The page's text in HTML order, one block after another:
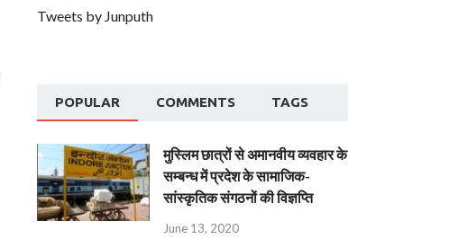
Tweets by Junputh
POPULAR COMMENTS TAGS
मुस्लिम छात्रों से अमानवीय व्यवहार के
सम्बन्ध में प्रदेश के सामाजिक-
सांस्कृतिक संगठनों की विज्ञप्ति
June 13, 2020